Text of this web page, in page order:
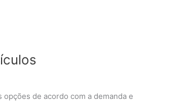
de acordo com a demanda e